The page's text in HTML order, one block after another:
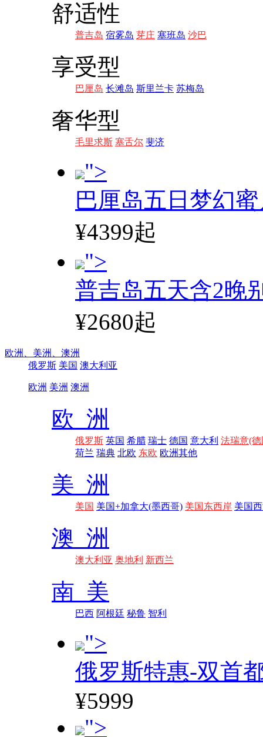
舒适性
普吉岛 宿雾岛 芽庄 塞班岛 沙巴
享受型
巴厘岛 长滩岛 斯里兰卡 苏梅岛
奢华型
毛里求斯 塞舌尔 斐济
">
巴厘岛五日梦幻
¥4399起
">
普吉岛五天含2晚
¥2680起
欧洲、 美洲、 澳洲
俄罗斯 美国 澳大利亚
欧洲 美洲 澳洲
欧 洲
俄罗斯 英国 希腊 瑞士 德国 意大利 法瑞意(德
荷兰 瑞典 北欧 东欧 欧洲其他
美 洲
美国 美国+加拿大(墨西哥) 美国东西岸 美国
澳 洲
澳大利亚 奥地利 新西兰
南 美
巴西 阿根廷 秘鲁 智利
">
俄罗斯特惠-双首
¥5999
">